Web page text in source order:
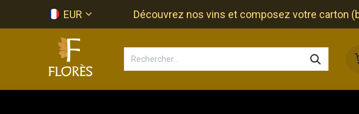
EUR Découvrez nos vins et composez votre carton